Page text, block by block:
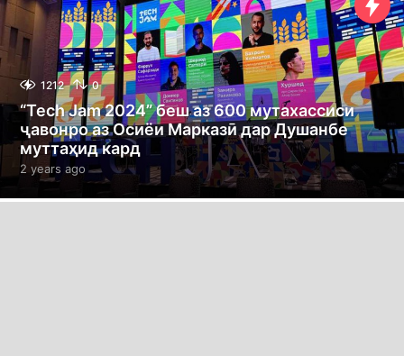
1212 0
“Tech Jam 2024” беш аз 600 мутахассиси
ҷавонро аз Осиёи Марказӣ дар Душанбе
муттаҳид кард
2 years ago 2
y
e